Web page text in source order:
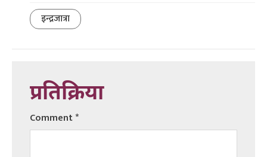
इन्द्रजात्रा
प्रतिक्रिया
Comment*